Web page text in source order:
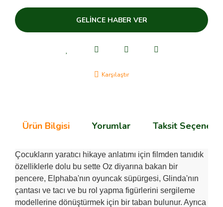
GELİNCE HABER VER
Karşılaştır
Ürün Bilgisi Yorumlar Taksit
Çocukların yaratıcı hikaye anlatımı için filmden tanıdık
özelliklerle dolu bu sette Oz diyarına bakan bir
pencere, Elphaba'nın oyuncak süpürgesi, Glinda'nın
çantası ve tacı ve bu rol yapma figürlerini sergileme
modellerine dönüştürmek için bir taban bulunur. Ayrıca